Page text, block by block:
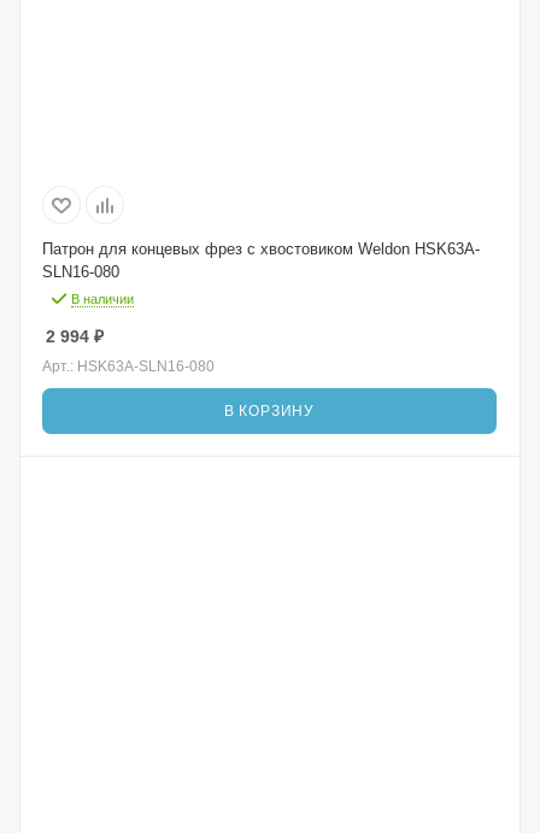
Патрон для концевых фрез с хвостовиком Weldon HSK63A-
SLN16-080
В наличии
2 994 ₽
Арт.: HSK63A-SLN16-080
В КОРЗИНУ